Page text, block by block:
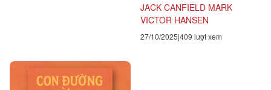
JACK CANFIELD MARK
VICTOR HANSEN
27/10/2025 409 lượt xem